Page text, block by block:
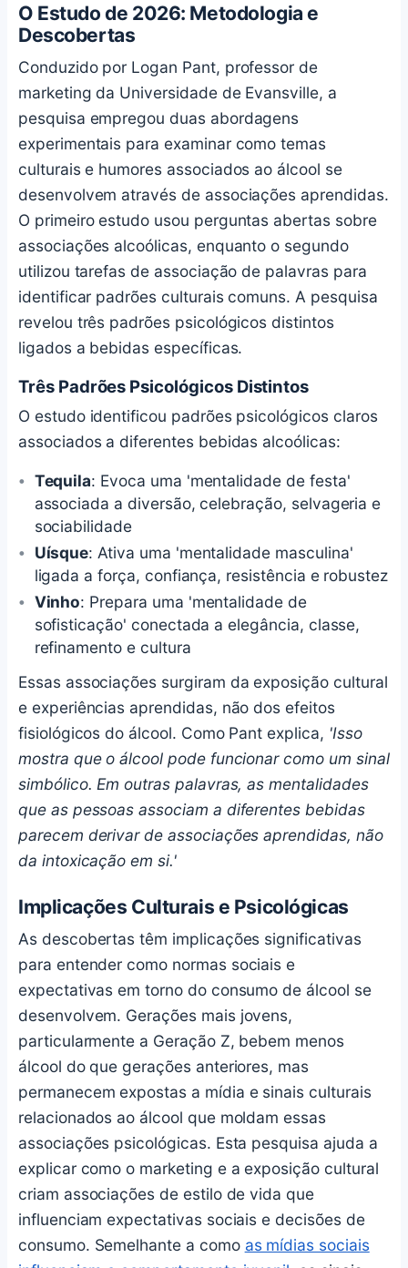
O Estudo de 2026: Metodologia e
Descobertas
Conduzido por Logan Pant, professor de
marketing da Universidade de Evansville, a
pesquisa empregou duas abordagens
experimentais para examinar como temas
culturais e humores associados ao álcool se
desenvolvem através de associações aprendidas.
O primeiro estudo usou perguntas abertas sobre
associações alcoólicas, enquanto o segundo
utilizou tarefas de associação de palavras para
identificar padrões culturais comuns. A pesquisa
revelou três padrões psicológicos distintos
ligados a bebidas específicas.
Três Padrões Psicológicos Distintos
O estudo identificou padrões psicológicos claros
associados a diferentes bebidas alcoólicas:
Tequila: Evoca uma 'mentalidade de festa'
associada a diversão, celebração, selvageria e
sociabilidade
Uísque: Ativa uma 'mentalidade masculina'
ligada a força, confiança, resistência e robustez
Vinho: Prepara uma 'mentalidade de
sofisticação' conectada a elegância, classe,
refinamento e cultura
Essas associações surgiram da exposição cultural
e experiências aprendidas, não dos efeitos
fisiológicos do álcool. Como Pant explica, 'Isso
mostra que o álcool pode funcionar como um sinal
simbólico. Em outras palavras, as mentalidades
que as pessoas associam a diferentes bebidas
parecem derivar de associações aprendidas, não
da intoxicação em si.'
Implicações Culturais e Psicológicas
As descobertas têm implicações significativas
para entender como normas sociais e
expectativas em torno do consumo de álcool se
desenvolvem. Gerações mais jovens,
particularmente a Geração Z, bebem menos
álcool do que gerações anteriores, mas
permanecem expostas a mídia e sinais culturais
relacionados ao álcool que moldam essas
associações psicológicas. Esta pesquisa ajuda a
explicar como o marketing e a exposição cultural
criam associações de estilo de vida que
influenciam expectativas sociais e decisões de
consumo. Semelhante a como as mídias sociais